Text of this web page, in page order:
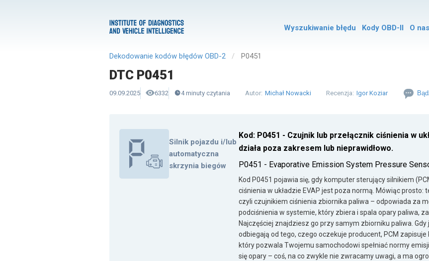
Wyszukiwanie błędu Kody OBD-II O nas
Dekodowanie kodów błędów OBD-2 P0451
DTC P0451
09.09.2025 6332 4 minuty czytania Autor: Michał Nowacki Recenzja: Igor Koziar
Silnik pojazdu i/lub
automatyczna
skrzynia biegów
Kod: P0451 - Czujnik lub przełącznik ciśnienia w
działa poza zakresem lub nieprawidłowo.
P0451 - Evaporative Emission System Pressure
Kod P0451 pojawia się, gdy komputer sterujący silnikiem
ciśnienia w układzie EVAP jest poza normą. Mówiąc prosto:
czyli czujnikiem ciśnienia zbiornika paliwa – odpowiada za
podciśnienia w systemie, który zbiera i spala opary paliwa,
Najczęściej znajdziesz go przy samym zbiorniku paliwa.
odbiegają od tego, czego oczekuje producent, PCM zapisuje
który pozwala Twojemu samochodowi spełniać normy
się opary – coś, na co zwykle nie zwracamy uwagi, a ma